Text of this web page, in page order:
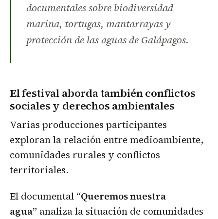
documentales sobre biodiversidad
marina, tortugas, mantarrayas y
protección de las aguas de Galápagos.
El festival aborda también conflictos
sociales y derechos ambientales
Varias producciones participantes
exploran la relación entre medioambiente,
comunidades rurales y conflictos
territoriales.
El documental “Queremos nuestra
agua” analiza la situación de comunidades